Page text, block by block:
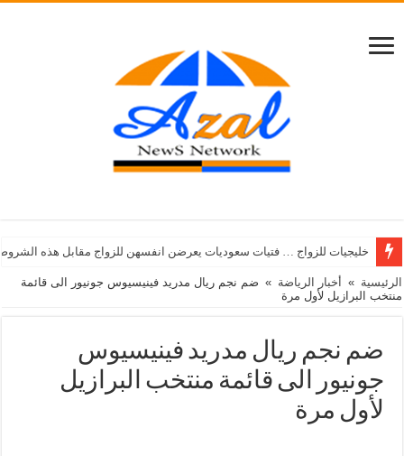
خليجيات للزواج … فتيات سعوديات يعرضن انفسهن للزواج مقابل هذه
الرئيسية » أخبار الرياضة » ضم نجم ريال مدريد فينيسيوس جونيور الى قائمة
منتخب البرازيل لأول مرة
ضم نجم ريال مدريد فينيسيوس
جونيور الى قائمة منتخب البرازيل
لأول مرة